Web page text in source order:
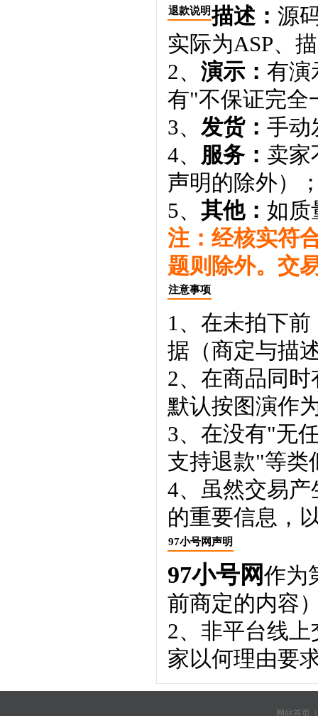
退款说明描述： 源
实际为ASP、
2、 演示： 有演
有"不保证完全
3、 发货： 手动
4、 服务： 卖家
声明的除外）
5、 其他： 如质
注：经核实符
题则除外。交
注意事项
1、在未拍下
据（商定与描
2、在商品同
默认按图演作
3、在没有"无
支持退款"等类
4、虽然交易
的重要信息，
97小号网声明
97小号网作为
前商定的内容
2、非平台线
家以何理由要
网站首页